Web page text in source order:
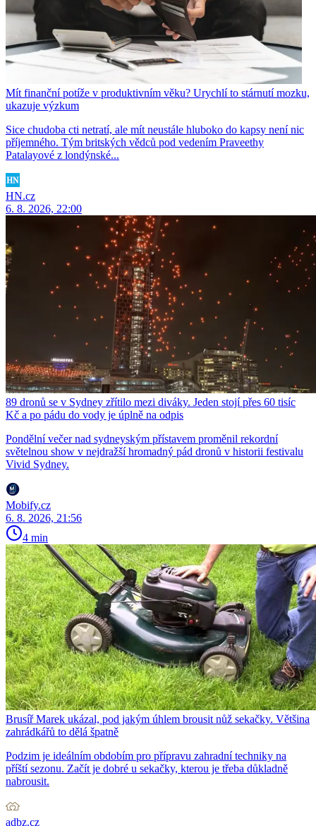
Mít finanční potíže v produktivním věku? Urychlí to stárnutí mozku,
ukazuje výzkum
Sice chudoba cti netratí, ale mít neustále hluboko do kapsy není nic
příjemného. Tým britských vědců pod vedením Praveethy
Patalayové z londýnské...
HN.cz
6. 8. 2026, 22:00
89 dronů se v Sydney zřítilo mezi diváky. Jeden stojí přes 60 tisíc
Kč a po pádu do vody je úplně na odpis
Pondělní večer nad sydneyským přístavem proměnil rekordní
světelnou show v nejdražší hromadný pád dronů v historii festivalu
Vivid Sydney.
Mobify.cz
6. 8. 2026, 21:56
4 min
Brusíř Marek ukázal, pod jakým úhlem brousit nůž sekačky. Většina
zahrádkářů to dělá špatně
Podzim je ideálním obdobím pro přípravu zahradní techniky na
příští sezonu. Začít je dobré u sekačky, kterou je třeba důkladně
nabrousit.
adbz.cz